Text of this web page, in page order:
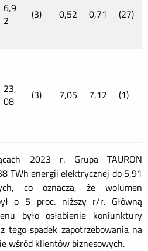
6,9
2
(3) 0,52 0,71 (27)
23,
08
(3) 7,05 7,12 (1)
2023 r. Grupa TAURON
TWh energii elektrycznej do 5,91
co oznacza, że wolumen
o 5 proc. niższy r/r. Główną
było osłabienie koniunktury
tego spadek zapotrzebowania na
wśród klientów biznesowych.